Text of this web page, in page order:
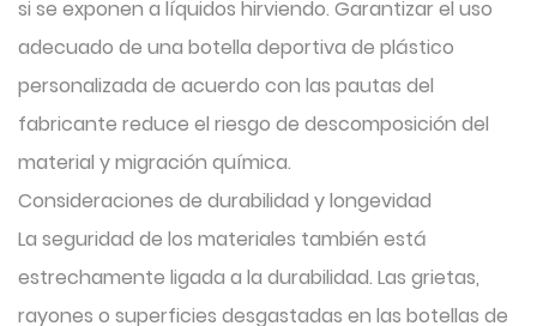
si se exponen a líquidos hirviendo. Garantizar el uso
adecuado de una botella deportiva de plástico
personalizada de acuerdo con las pautas del
fabricante reduce el riesgo de descomposición del
material y migración química.
Consideraciones de durabilidad y longevidad
La seguridad de los materiales también está
estrechamente ligada a la durabilidad. Las grietas,
rayones o superficies desgastadas en las botellas de